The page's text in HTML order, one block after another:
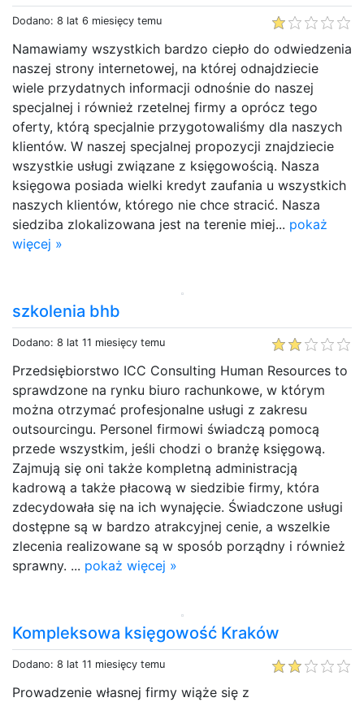
Dodano: 8 lat 6 miesięcy temu
Namawiamy wszystkich bardzo ciepło do odwiedzenia
naszej strony internetowej, na której odnajdziecie
wiele przydatnych informacji odnośnie do naszej
specjalnej i również rzetelnej firmy a oprócz tego
oferty, którą specjalnie przygotowaliśmy dla naszych
klientów. W naszej specjalnej propozycji znajdziecie
wszystkie usługi związane z księgowością. Nasza
księgowa posiada wielki kredyt zaufania u wszystkich
naszych klientów, którego nie chce stracić. Nasza
siedziba zlokalizowana jest na terenie miej... pokaż
więcej »
szkolenia bhb
Dodano: 8 lat 11 miesięcy temu
Przedsiębiorstwo ICC Consulting Human Resources to
sprawdzone na rynku biuro rachunkowe, w którym
można otrzymać profesjonalne usługi z zakresu
outsourcingu. Personel firmowi świadczą pomocą
przede wszystkim, jeśli chodzi o branżę księgową.
Zajmują się oni także kompletną administracją
kadrową a także płacową w siedzibie firmy, która
zdecydowała się na ich wynajęcie. Świadczone usługi
dostępne są w bardzo atrakcyjnej cenie, a wszelkie
zlecenia realizowane są w sposób porządny i również
sprawny. ... pokaż więcej »
Kompleksowa księgowość Kraków
Dodano: 8 lat 11 miesięcy temu
Prowadzenie własnej firmy wiąże się z